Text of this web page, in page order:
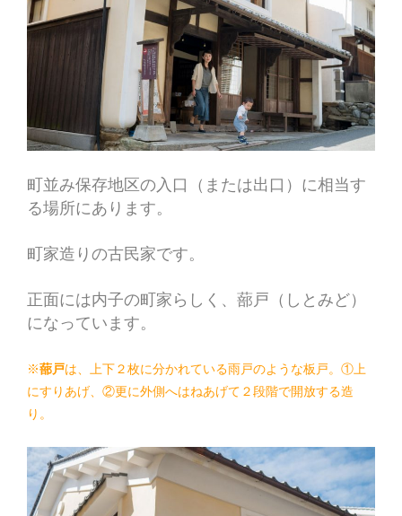
町並み保存地区の入口（または出口）に相当す
る場所にあります。
町家造りの古民家です。
正面には内子の町家らしく、蔀戸（しとみど）
になっています。
※蔀戸は、上下２枚に分かれている雨戸のような板戸。①上
にすりあげ、②更に外側へはねあげて２段階で開放する造
り。